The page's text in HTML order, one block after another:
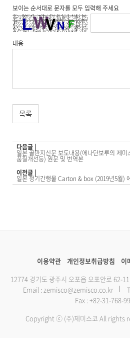
보이는 순서대로 문자를 모두 입력해 주세요
내용
목록
다음글 |
일본 골판지신문 보도내용(에나단보루의 제
품질개선등) 원문 및 번역본
이전글 |
일본 정기간행물 Carton & box (2019년5월)
이용약관 개인정보취급방침
이
12774 경기도 광주시 오포읍 오포안로 62-11
Email : zemisco@zemisco.co.kr
Fax : +82-31-768-
Copyright ⓒ (주)제미스코 All rights